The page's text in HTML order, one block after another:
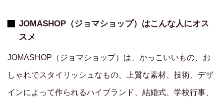
JOMASHOP（ジョマショップ）はこんな人にオス
スメ
JOMASHOP（ジョマショップ）は、かっこいいもの、お
しゃれでスタイリッシュなもの、上質な素材、技術、デザ
インによって作られるハイブランド、結婚式、学校行事、